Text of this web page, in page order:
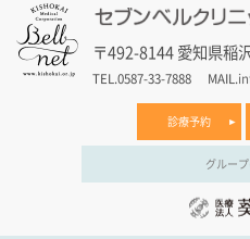
〒492-8144 愛知県稲
TEL.0587-33-7888 MAIL.
診療予約
グルー